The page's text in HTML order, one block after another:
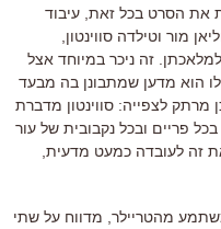
את הסרט בכל זאת עיבוד
מור וטילדה סווינטון
למלאכתן זה ניכר במיוחד אצל
הוא מדען שמתבונן בה מבעד
מרתק לצפייה: סווינטון מדברת
פריים ובכל נקבובית של עור
זה לעובדה כמעט מדעית
מהטריילר מדווח על שתי